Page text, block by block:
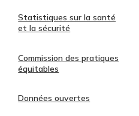
Statistiques sur la santé
et la sécurité
Commission des pratiques
équitables
Données ouvertes